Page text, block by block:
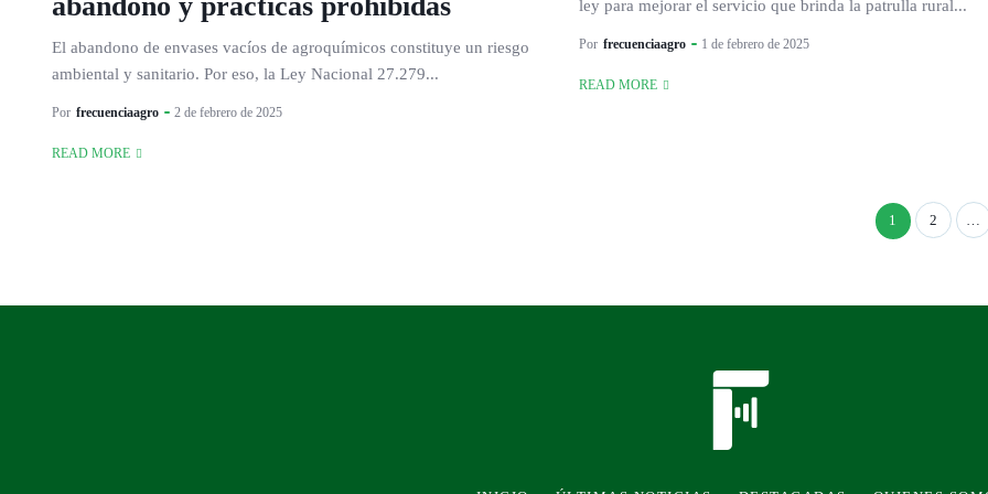
El abandono de envases vacíos de agroquímicos constituye un riesgo
ambiental y sanitario. Por eso, la Ley Nacional 27.279...
Por frecuenciaagro 2 de febrero de 2025
READ MORE
ley para mejorar el servicio que brinda la patrulla rural...
Por frecuenciaagro 1 de febrero de 2025
READ MORE
1 2 …